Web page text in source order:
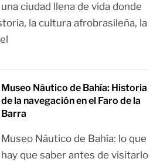
una ciudad llena de vida donde
la cultura afrobrasileña, la
Museo Náutico de Bahía: Historia
de la navegación en el Faro de la
Barra
Museo Náutico de Bahía: lo que
hay que saber antes de visitarlo